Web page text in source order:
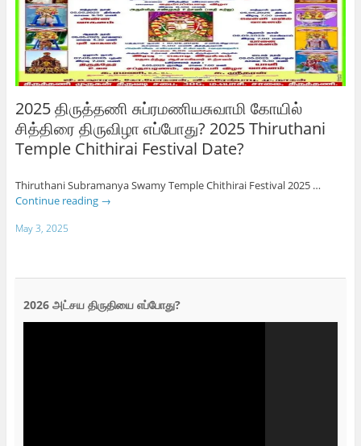
2025 திருத்தணி சுப்ரமணியசுவாமி கோயில்
சித்திரை திருவிழா எப்போது? 2025 Thiruthani
Temple Chithirai Festival Date?
Thiruthani Subramanya Swamy Temple Chithirai Festival 2025 …
Continue reading →
May 3, 2025
2026 அட்சய திருதியை எப்போது?